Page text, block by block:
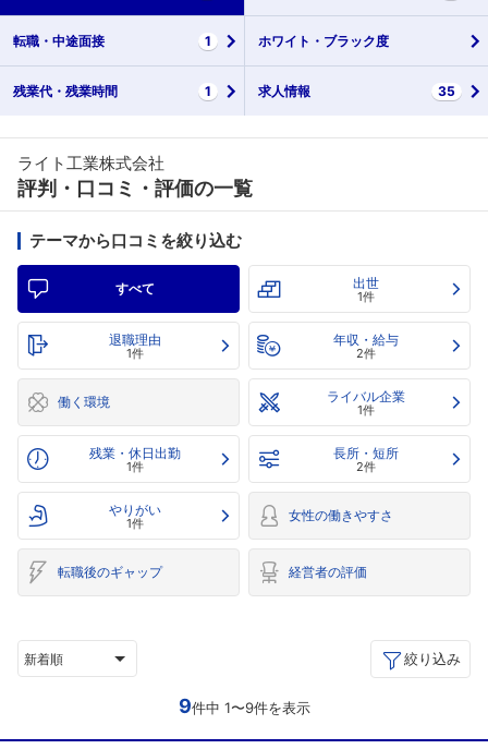
転職・ 中途面接 1 ホワイト・ ブラック度
残業代・ 残業時間 1 求人情報 35
ライト工業株式会社
評判・口コミ・評価の一覧
テーマから口コミを絞り込む
すべて 出世
1件
退職理由
1件
年収・給与
2件
働く環境 ライバル企業
1件
残業・休日出勤
1件
長所・短所
2件
やりがい
1件 女性の働きやすさ
転職後のギャップ 経営者の評価
新着順 絞り込み
9件中 1〜9件を表示